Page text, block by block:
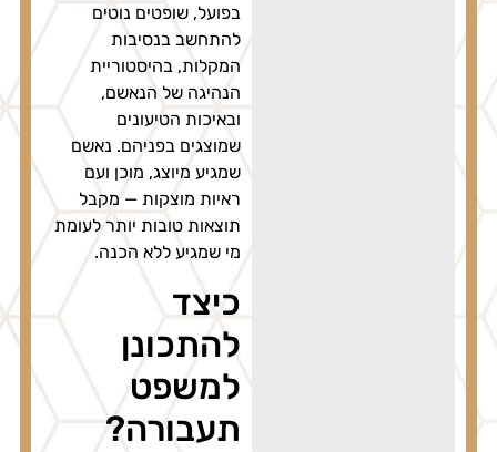
בפועל, שופטים נוטים
להתחשב בנסיבות
המקלות, בהיסטוריית
הנהיגה של הנאשם,
ובאיכות הטיעונים
שמוצגים בפניהם. נאשם
שמגיע מיוצג, מוכן ועם
ראיות מוצקות — מקבל
תוצאות טובות יותר לעומת
מי שמגיע ללא הכנה.
כיצד
להתכונן
למשפט
תעבורה?